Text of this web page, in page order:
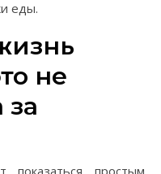
еды.
не
за
показаться простым